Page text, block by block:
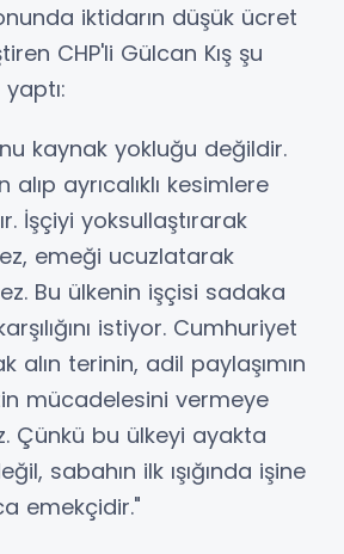
iktidarın düşük ücret
CHP'li Gülcan Kış şu
kaynak yokluğu değildir.
ayrıcalıklı kesimlere
İşçiyi yoksullaştırarak
emeği ucuzlatarak
Bu ülkenin işçisi sadaka
istiyor. Cumhuriyet
alın terinin, adil paylaşımın
mücadelesini vermeye
Çünkü bu ülkeyi ayakta
sabahın ilk ışığında işine
emekçidir."